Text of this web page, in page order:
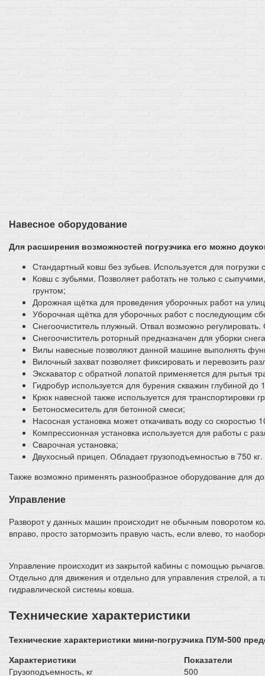
Навесное оборудование
Для расширения возможностей погрузчика его можно
Стандартный ковш без зубьев. Используется для
Ковш с зубьями. Позволяет работать не только с
грунтом;
Дорожная щётка для проведения уборочных работ на
Уборочная щётка для уборочных работ с последующим
Снегоочиститель плужный. Отвал возможно
Снегоочиститель роторный предназначен для уборки
Вилы навесные позволяют данной машине выполнять
Вилочный захват позволяет фиксировать и перевозить
Экскаватор с обратной лопатой применяется для рытья
Гидробур используется для бурения скважин глубиной
Крюк навесной также используется для транспортировки
Бетоносмеситель для бетонной смеси;
Насосная установка может откачивать воду со скоростью
Компрессионная установка используется для работы с
Сварочная установка;
Двухосный прицеп. Обладает грузоподъемностью в 750 кг.
Также возможно применять разнообразное оборудование для
Управление
Разворот у данных машин происходит не обычным поворотом
вправо, просто затормозить правую часть, если влево, то
Управление происходит из закрытой кабины с помощью рычагов.
Отдельно для движения и отдельно для управления стрелой,
гидравлической системы ковша.
Технические характеристики
Технические характеристики мини-погрузчика ПУМ-500
Характеристики
Показатели
Грузоподъемность, кг
500